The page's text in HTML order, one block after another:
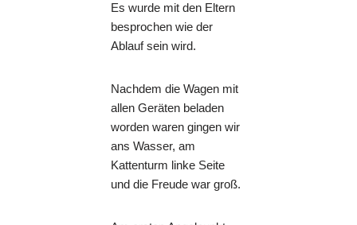
Es wurde mit den Eltern
besprochen wie der
Ablauf sein wird.
Nachdem die Wagen mit
allen Geräten beladen
worden waren gingen wir
ans Wasser, am
Kattenturm linke Seite
und die Freude war groß.